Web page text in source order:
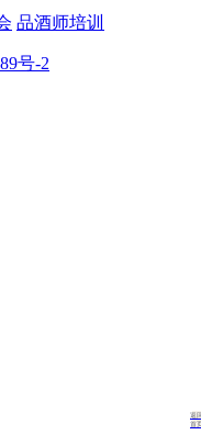
品酒师培训
号-2
返
首